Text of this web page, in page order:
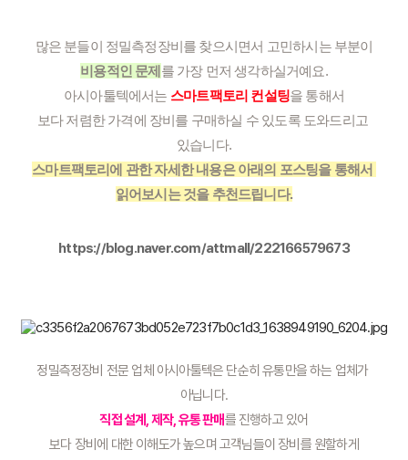
많은 분들이 정밀측정장비를 찾으시면서 고민하시는 부분이
비용적인 문제 를 가장 먼저 생각하실거예요.
아시아툴텍에서는 스마트팩토리 컨설팅을 통해서
보다 저렴한 가격에 장비를 구매하실 수 있도록 도와드리고
있습니다.
스마트팩토리에 관한 자세한 내용은 아래의 포스팅을 통해서
읽어보시는 것을 추천드립니다.
https://blog.naver.com/attmall/222166579673
정밀측정장비 전문 업체 아시아툴텍은 단순히 유통만을 하는 업체가
아닙니다.
직접 설계, 제작, 유통 판매를 진행하고 있어
보다 장비에 대한 이해도가 높으며 고객님들이 장비를 원할하게